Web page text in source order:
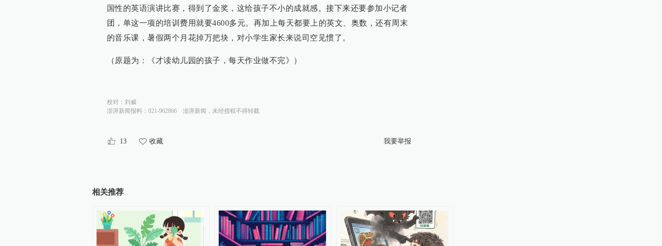
国性的英语演讲比赛，得到了金奖，这给孩子不小的成就感。接下来还要参加小记者
团，单这一项的培训费用就要4600多元。再加上每天都要上的英文、奥数，还有周末
的音乐课，暑假两个月花掉万把块，对小学生家长来说司空见惯了。
（原题为：《才读幼儿园的孩子，每天作业做不完》）
校对： 刘威
澎湃新闻报料：021-962866
澎湃新闻，未经授权不得转载
13 收藏 我要举报
相关推荐